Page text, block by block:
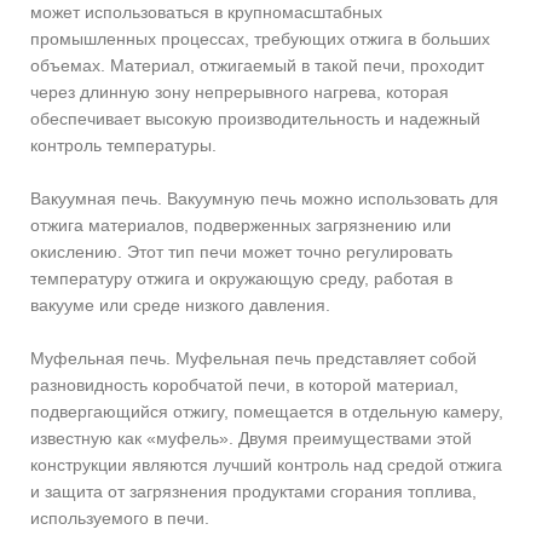
может использоваться в крупномасштабных
промышленных процессах, требующих отжига в больших
объемах. Материал, отжигаемый в такой печи, проходит
через длинную зону непрерывного нагрева, которая
обеспечивает высокую производительность и надежный
контроль температуры.
Вакуумная печь. Вакуумную печь можно использовать для
отжига материалов, подверженных загрязнению или
окислению. Этот тип печи может точно регулировать
температуру отжига и окружающую среду, работая в
вакууме или среде низкого давления.
Муфельная печь. Муфельная печь представляет собой
разновидность коробчатой ​​печи, в которой материал,
подвергающийся отжигу, помещается в отдельную камеру,
известную как «муфель». Двумя преимуществами этой
конструкции являются лучший контроль над средой отжига
и защита от загрязнения продуктами сгорания топлива,
используемого в печи.